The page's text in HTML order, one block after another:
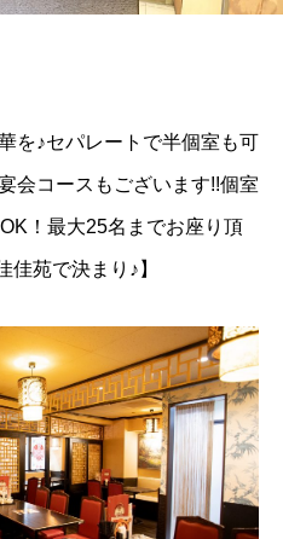
を♪セパレートで半個室も可
会コースもございます!!個室
！最大25名までお座り頂
佳苑で決まり♪】